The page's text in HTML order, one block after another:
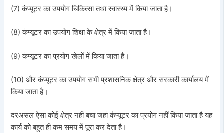
(7) कंप्यूटर का उपयोग चिकित्सा तथा स्वास्थ्य में किया जाता है।
(8) कंप्यूटर का उपयोग शिक्षा के क्षेत्र में किया जाता है।
(9) कंप्यूटर का प्रयोग खेलों में किया जाता है।
(10) और कंप्यूटर का उपयोग सभी प्रशासनिक क्षेत्र और सरकारी कार्यालय में
किया जाता है।
दरअसल ऐसा कोई क्षेत्र नहीं बचा जहां कंप्यूटर का प्रयोग नहीं किया जाता है यह
कार्य को बहुत ही कम समय में पूरा कर देता है।